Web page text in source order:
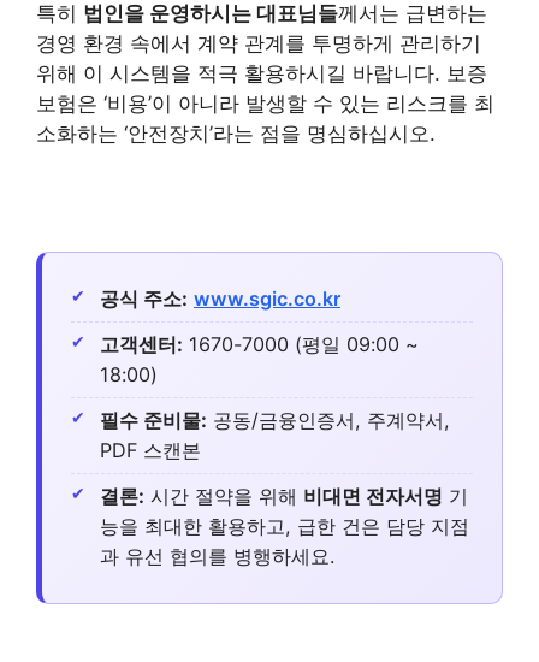
특히 법인을 운영하시는 대표님들께서는 급변하는
경영 환경 속에서 계약 관계를 투명하게 관리하기
위해 이 시스템을 적극 활용하시길 바랍니다. 보증
보험은 ‘비용’이 아니라 발생할 수 있는 리스크를 최
소화하는 ‘안전장치’라는 점을 명심하십시오.
공식 주소: www.sgic.co.kr
고객센터: 1670-7000 (평일 09:00 ~
18:00)
필수 준비물: 공동/금융인증서, 주계약서,
PDF 스캔본
결론: 시간 절약을 위해 비대면 전자서명 기
능을 최대한 활용하고, 급한 건은 담당 지점
과 유선 협의를 병행하세요.